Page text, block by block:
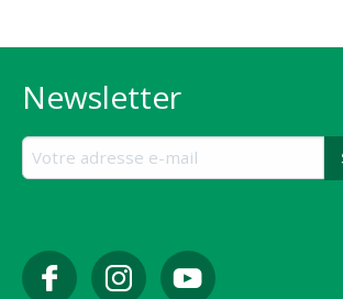
Newsletter